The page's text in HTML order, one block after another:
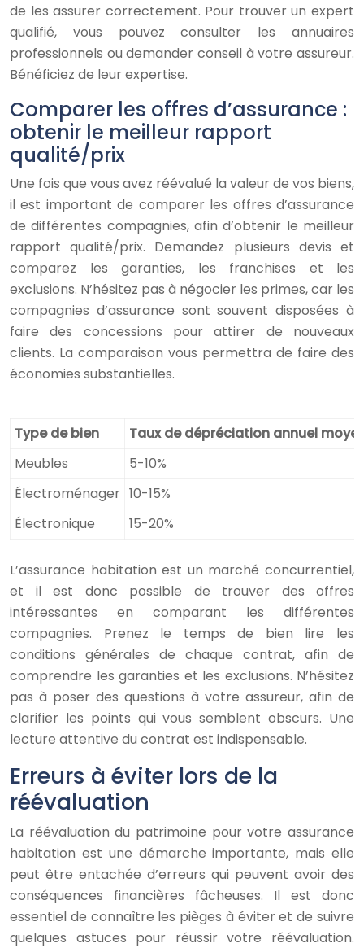
de les assurer correctement. Pour trouver un expert
qualifié, vous pouvez consulter les annuaires
professionnels ou demander conseil à votre assureur.
Bénéficiez de leur expertise.
Comparer les offres d’assurance :
obtenir le meilleur rapport
qualité/prix
Une fois que vous avez réévalué la valeur de vos biens,
il est important de comparer les offres d’assurance
de différentes compagnies, afin d’obtenir le meilleur
rapport qualité/prix. Demandez plusieurs devis et
comparez les garanties, les franchises et les
exclusions. N’hésitez pas à négocier les primes, car les
compagnies d’assurance sont souvent disposées à
faire des concessions pour attirer de nouveaux
clients. La comparaison vous permettra de faire des
économies substantielles.
Type de bien
Taux de dépréciation annuel
Meubles
5-10%
Électroménager 10-15%
Électronique
15-20%
L’assurance habitation est un marché concurrentiel,
et il est donc possible de trouver des offres
intéressantes en comparant les différentes
compagnies. Prenez le temps de bien lire les
conditions générales de chaque contrat, afin de
comprendre les garanties et les exclusions. N’hésitez
pas à poser des questions à votre assureur, afin de
clarifier les points qui vous semblent obscurs. Une
lecture attentive du contrat est indispensable.
Erreurs à éviter lors de la
réévaluation
La réévaluation du patrimoine pour votre assurance
habitation est une démarche importante, mais elle
peut être entachée d’erreurs qui peuvent avoir des
conséquences financières fâcheuses. Il est donc
essentiel de connaître les pièges à éviter et de suivre
quelques astuces pour réussir votre réévaluation.